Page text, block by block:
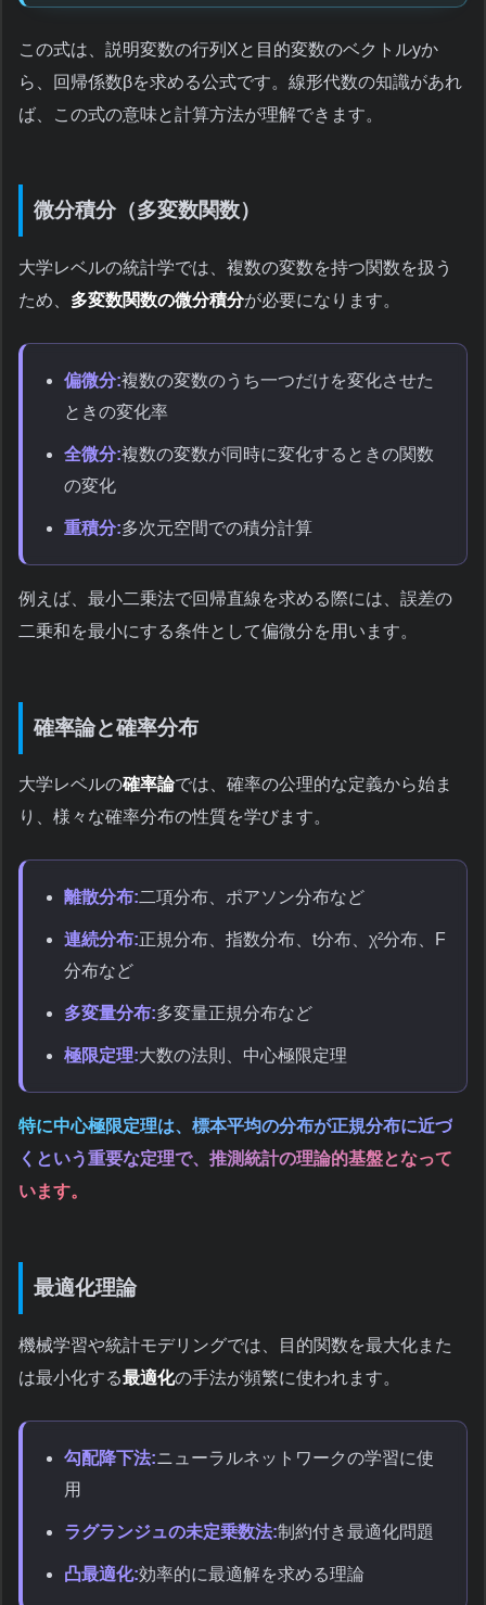
この式は、説明変数の行列Xと目的変数のベクトルyか
ら、回帰係数βを求める公式です。線形代数の知識があれ
ば、この式の意味と計算方法が理解できます。
微分積分（多変数関数）
大学レベルの統計学では、複数の変数を持つ関数を扱う
ため、 多変数関数の微分積分が必要になります。
偏微分:複数の変数のうち一つだけを変化させた
ときの変化率
全微分:複数の変数が同時に変化するときの関数
の変化
重積分:多次元空間での積分計算
例えば、最小二乗法で回帰直線を求める際には、誤差の
二乗和を最小にする条件として偏微分を用います。
確率論と確率分布
大学レベルの確率論では、確率の公理的な定義から始ま
り、様々な確率分布の性質を学びます。
離散分布:二項分布、ポアソン分布など
連続分布:正規分布、指数分布、t分布、χ²分布、F
分布など
多変量分布:多変量正規分布など
極限定理:大数の法則、中心極限定理
特に中心極限定理は、標本平均の分布が正規分布に近づ
くという重要な定理で、推測統計の理論的基盤となって
います。
最適化理論
機械学習や統計モデリングでは、目的関数を最大化また
は最小化する最適化の手法が頻繁に使われます。
勾配降下法:ニューラルネットワークの学習に使
用
ラグランジュの未定乗数法:制約付き最適化問題
凸最適化:効率的に最適解を求める理論